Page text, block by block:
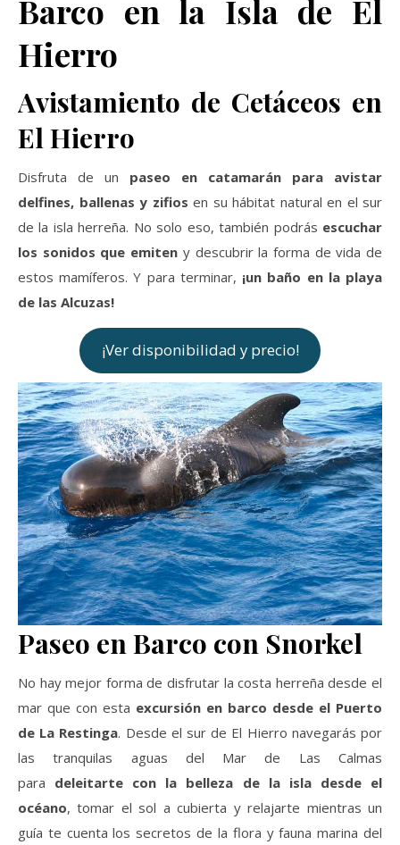
Barco en la Isla de El
Hierro
Avistamiento de Cetáceos en
El Hierro
Disfruta de un paseo en catamarán para avistar
delfines, ballenas y zifios en su hábitat natural en el sur
de la isla herreña. No solo eso, también podrás escuchar
los sonidos que emiten y descubrir la forma de vida de
estos mamíferos. Y para terminar, ¡un baño en la playa
de las Alcuzas!
¡Ver disponibilidad y precio!
Paseo en Barco con Snorkel
No hay mejor forma de disfrutar la costa herreña desde el
mar que con esta excursión en barco desde el Puerto
de La Restinga. Desde el sur de El Hierro navegarás por
las tranquilas aguas del Mar de Las Calmas
para deleitarte con la belleza de la isla desde el
océano, tomar el sol a cubierta y relajarte mientras un
guía te cuenta los secretos de la flora y fauna marina del